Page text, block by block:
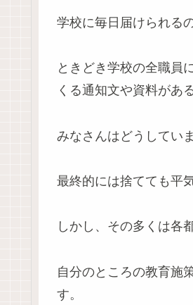
学校に毎日届けられる
ときどき学校の全職員
くる通知文や資料があ
みなさんはどうしてい
最終的には捨てても平
しかし、その多くは各
自分のところの教育施
す。